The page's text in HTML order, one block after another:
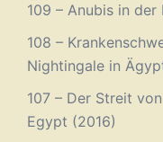
109 – Anubis in
108 –
Nightingale in
107 – Der Streit
Egypt (2016)